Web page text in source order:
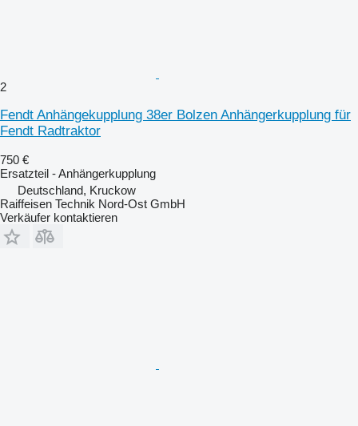
2
Fendt Anhängekupplung 38er Bolzen Anhängerkupplung für
Fendt Radtraktor
750 €
Ersatzteil - Anhängerkupplung
Deutschland, Kruckow
Raiffeisen Technik Nord-Ost GmbH
Verkäufer kontaktieren